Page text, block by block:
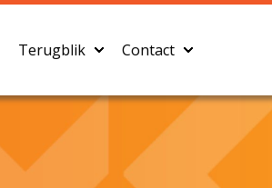
Terugblik Contact